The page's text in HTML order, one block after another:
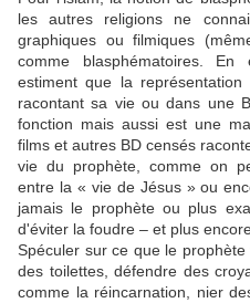
les autres religions ne
graphiques ou filmiques
comme blasphématoires.
estiment que la
racontant sa vie ou dans une
fonction mais aussi est une
films et autres BD censés
vie du prophète, comme on
entre la « vie de Jésus » ou
jamais le prophète ou plus
d'éviter la foudre – et plus
Spéculer sur ce que le
des toilettes, défendre des
comme la réincarnation, nier